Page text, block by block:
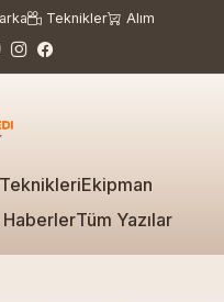
Teknikler Alım
Ekipman
Tüm Yazılar